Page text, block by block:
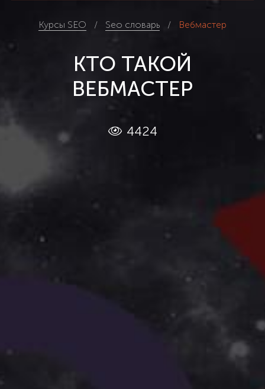
Курсы SEO Seo словарь Вебмастер
КТО ТАКОЙ
ВЕБМАСТЕР
4424